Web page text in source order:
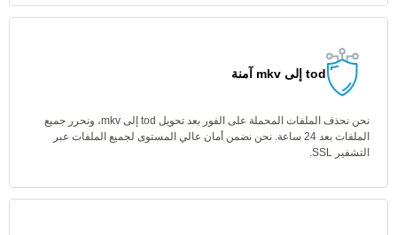
tod إلى mkv آمنة
نحن نحذف الملفات المحملة على الفور بعد تحويل tod إلى mkv، ونحرر جميع
الملفات بعد 24 ساعة. نحن نضمن أمان عالي المستوى لجميع الملفات عبر
التشفير SSL.